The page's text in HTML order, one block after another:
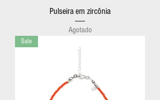
Pulseira em zircônia
Agotado
Sale